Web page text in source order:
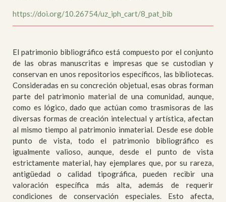
https://doi.org/10.26754/uz_iph_cart/8_pat_bib
El patrimonio bibliográfico está compuesto por el conjunto
de las obras manuscritas e impresas que se custodian y
conservan en unos repositorios específicos, las bibliotecas.
Consideradas en su concreción objetual, esas obras forman
parte del patrimonio material de una comunidad, aunque,
como es lógico, dado que actúan como trasmisoras de las
diversas formas de creación intelectual y artística, afectan
al mismo tiempo al patrimonio inmaterial. Desde ese doble
punto de vista, todo el patrimonio bibliográfico es
igualmente valioso, aunque, desde el punto de vista
estrictamente material, hay ejemplares que, por su rareza,
antigüedad o calidad tipográfica, pueden recibir una
valoración específica más alta, además de requerir
condiciones de conservación especiales. Esto afecta,